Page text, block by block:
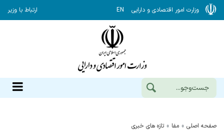
وزارت امور اقتصادی و دارایی EN ارتباط با وزیر
صفحه اصلی مفا تازه های خبری